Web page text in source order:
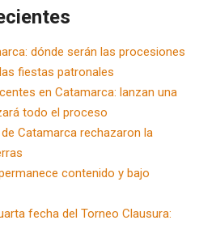
dónde serán las procesiones
fiestas patronales
en Catamarca: lanzan una
todo el proceso
Catamarca rechazaron la
contenido y bajo
fecha del Torneo Clausura: